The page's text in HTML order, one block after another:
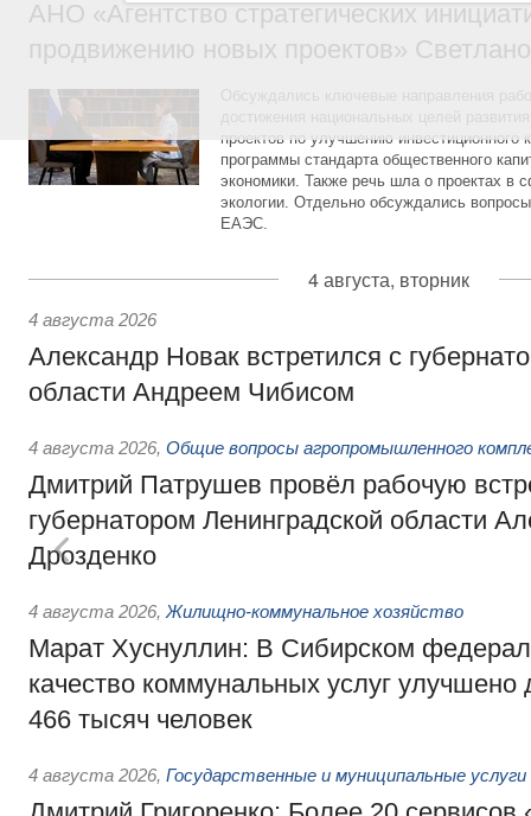
АНО «Агентство стратегических
продвижению новых проектов»
проектов по улучшению инвестиционного
программы стандарта общественного
экономики. Также речь шла о проектах в
экологии. Отдельно обсуждались
ЕАЭС.
4 августа, вторник
4 августа 2026
Александр Новак встретился с
области Андреем Чибисом
4 августа 2026, Общие вопросы агропромышленного
Дмитрий Патрушев провёл рабочую
губернатором Ленинградской области
Дрозденко
4 августа 2026, Жилищно-коммунальное хозяйство
Марат Хуснуллин: В Сибирском
качество коммунальных услуг
466 тысяч человек
4 августа 2026, Государственные и муниципальные услуги